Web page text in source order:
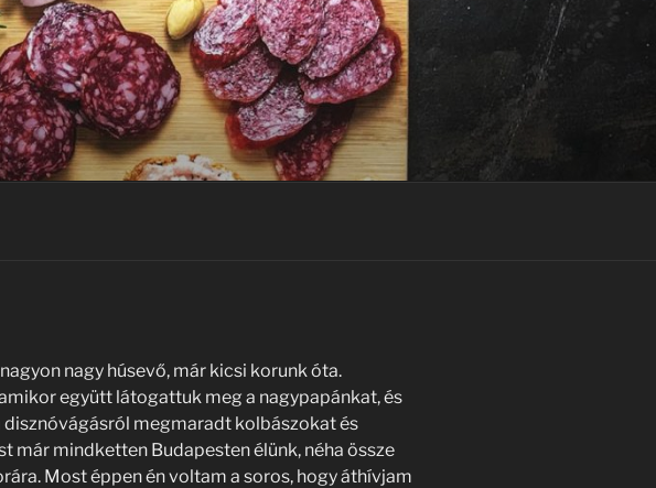
nagy húsevő, már kicsi korunk óta.
együtt látogattuk meg a nagypapánkat, és
disznóvágásról megmaradt kolbászokat és
már mindketten Budapesten élünk, néha össze
Most éppen én voltam a soros, hogy áthívjam